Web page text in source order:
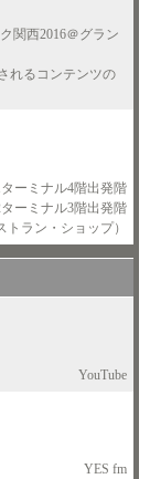
関西2016＠グラン
れるコンテンツの
ーミナル4階出発階
ーミナル3階出発階
トラン・ショップ）
YouTube
YES fm